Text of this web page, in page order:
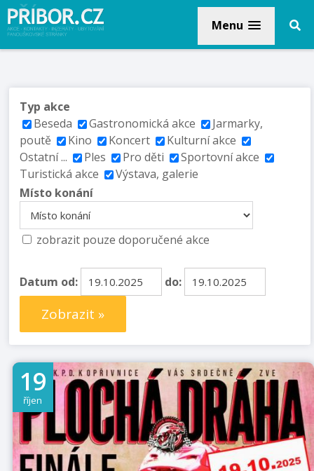
Menu
Typ akce
Beseda
Gastronomická akce
Jarmarky,
poutě
Kino Koncert
Kulturní akce
Ostatní ...
Ples Pro děti
Sportovní akce
Turistická akce
Výstava, galerie
Místo konání
zobrazit pouze doporučené akce
Datum od: do:
Zobrazit »
19
říjen